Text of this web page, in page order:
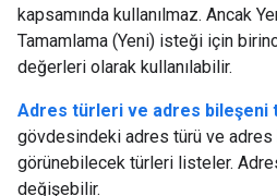
kapsamında kullanılmaz. Ancak
Tamamlama (Yeni) isteği için
değerleri olarak kullanılabilir.
Adres türleri ve adres bileşeni
gövdesindeki adres türü ve
görünebilecek türleri listeler.
değişebilir.